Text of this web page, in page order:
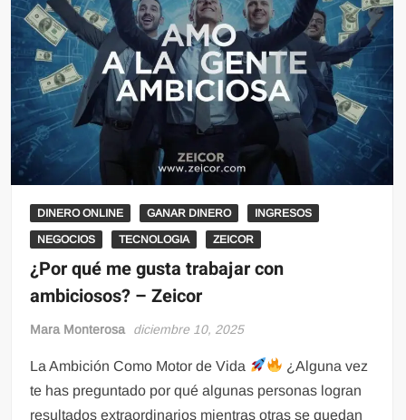
DINERO ONLINE GANAR DINERO INGRESOS
NEGOCIOS TECNOLOGIA ZEICOR
¿Por qué me gusta trabajar con
ambiciosos? – Zeicor
Mara Monterosa diciembre 10, 2025
La Ambición Como Motor de Vida
¿Alguna vez
te has preguntado por qué algunas personas logran
resultados extraordinarios mientras otras se quedan